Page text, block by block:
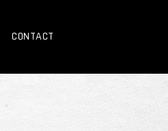
CONTACT